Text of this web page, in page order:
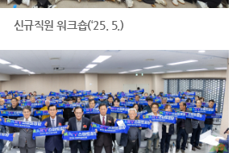
신규직원 워크숍(‘25. 5.)